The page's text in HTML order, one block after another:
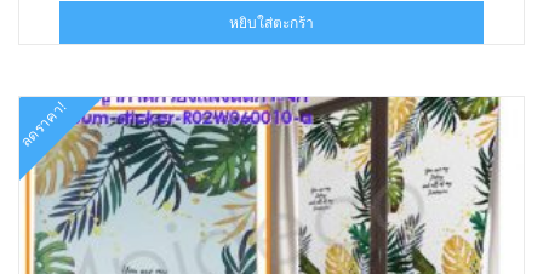
was:
฿336.00.฿159.00.
หยิบใส่ตะกร้า
ลดราคา!